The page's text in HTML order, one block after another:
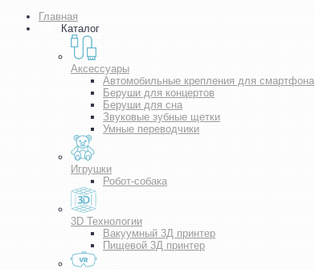
Главная
Каталог
Аксессуары
Автомобильные крепления для смартфона
Беруши для концертов
Беруши для сна
Звуковые зубные щетки
Умные переводчики
Игрушки
Робот-собака
3D Технологии
Вакуумный 3Д принтер
Пищевой 3Д принтер